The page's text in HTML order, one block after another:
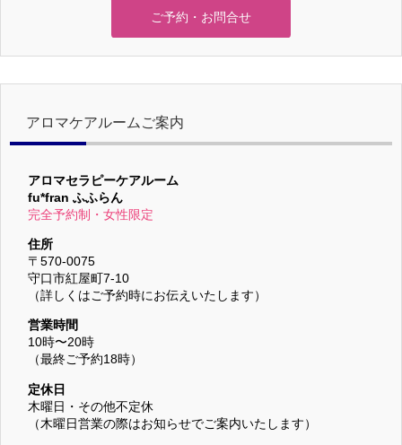
ご予約・お問合せ
アロマケアルームご案内
アロマセラピーケアルーム
fu*fran ふふらん
完全予約制・女性限定
住所
〒570-0075
守口市紅屋町7-10
（詳しくはご予約時にお伝えいたします）
営業時間
10時〜20時
（最終ご予約18時）
定休日
木曜日・その他不定休
（木曜日営業の際はお知らせでご案内いたします）